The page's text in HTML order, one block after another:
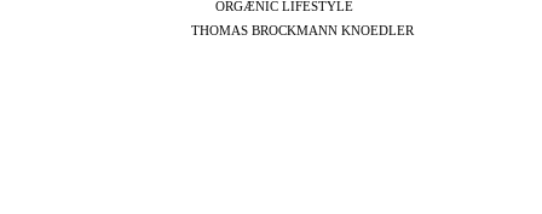
ORGÆNIC LIFESTYLE
THOMAS BROCKMANN KNOEDLER